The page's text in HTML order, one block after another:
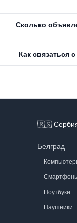
Сколько
Как связаться
🇷🇸
Белград
Ноутбуки
Наушники